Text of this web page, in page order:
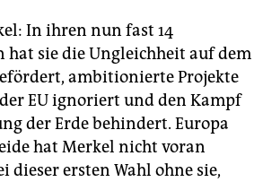
In ihren nun fast 14
hat sie die Ungleichheit auf dem
ambitionierte Projekte
EU ignoriert und den Kampf
der Erde behindert. Europa
hat Merkel nicht voran
dieser ersten Wahl ohne sie,